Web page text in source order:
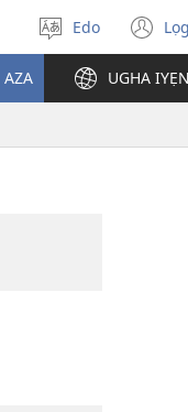
Hannọ
urhuẹvbo
Edo
AZA UGHA IYẸN